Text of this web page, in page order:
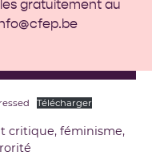
gratuitement au
Télécharger
critique,féminisme,